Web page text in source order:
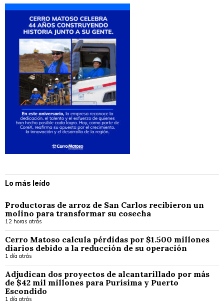
Lo más leído
Productoras de arroz de San Carlos recibieron un
molino para transformar su cosecha
12 horas atrás
Cerro Matoso calcula pérdidas por $1.500 millones
diarios debido a la reducción de su operación
1 día atrás
Adjudican dos proyectos de alcantarillado por más
de $42 mil millones para Purísima y Puerto
Escondido
1 día atrás